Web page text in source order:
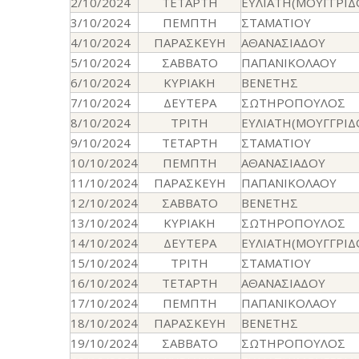
3/10/2024
ΠΕΜΠΤΗ
ΣΤΑΜΑΤΙΟΥ
4/10/2024
ΠΑΡΑΣΚΕΥΗ
ΑΘΑΝΑΣΙΑΔΟΥ
5/10/2024
ΣΑΒΒΑΤΟ
ΠΑΠΑΝΙΚΟΛΑΟΥ
6/10/2024
ΚΥΡΙΑΚΗ
ΒΕΝΕΤΗΣ
7/10/2024
ΔΕΥΤΕΡΑ
ΣΩΤΗΡΟΠΟΥΛΟΣ
8/10/2024
ΤΡΙΤΗ
9/10/2024
ΤΕΤΑΡΤΗ
ΣΤΑΜΑΤΙΟΥ
10/10/2024
ΠΕΜΠΤΗ
ΑΘΑΝΑΣΙΑΔΟΥ
11/10/2024
ΠΑΡΑΣΚΕΥΗ
ΠΑΠΑΝΙΚΟΛΑΟΥ
12/10/2024
ΣΑΒΒΑΤΟ
ΒΕΝΕΤΗΣ
13/10/2024
ΚΥΡΙΑΚΗ
ΣΩΤΗΡΟΠΟΥΛΟΣ
14/10/2024
ΔΕΥΤΕΡΑ
15/10/2024
ΤΡΙΤΗ
ΣΤΑΜΑΤΙΟΥ
16/10/2024
ΤΕΤΑΡΤΗ
ΑΘΑΝΑΣΙΑΔΟΥ
17/10/2024
ΠΕΜΠΤΗ
ΠΑΠΑΝΙΚΟΛΑΟΥ
18/10/2024
ΠΑΡΑΣΚΕΥΗ
ΒΕΝΕΤΗΣ
19/10/2024
ΣΑΒΒΑΤΟ
ΣΩΤΗΡΟΠΟΥΛΟΣ